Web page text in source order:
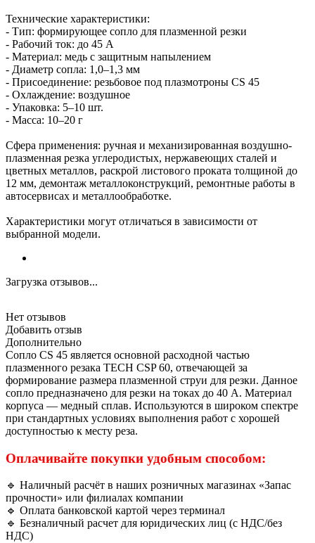
Технические характеристики:
- Тип: формирующее сопло для плазменной резки
- Рабочий ток: до 45 А
- Материал: медь с защитным напылением
- Диаметр сопла: 1,0–1,3 мм
- Присоединение: резьбовое под плазмотроны CS 45
- Охлаждение: воздушное
- Упаковка: 5–10 шт.
- Масса: 10–20 г
Сфера применения: ручная и механизированная воздушно-
плазменная резка углеродистых, нержавеющих сталей и
цветных металлов, раскрой листового проката толщиной до
12 мм, демонтаж металлоконструкций, ремонтные работы в
автосервисах и металлообработке.
Характеристики могут отличаться в зависимости от
выбранной модели.
Загрузка отзывов...
Нет отзывов
Добавить отзыв
Дополнительно
Сопло CS 45 является основной расходной частью
плазменного резака TECH CSP 60, отвечающей за
формирование размера плазменной струи для резки. Данное
сопло предназначено для резки на токах до 40 А. Материал
корпуса — медный сплав. Используются в широком спектре
при стандартных условиях выполнения работ с хорошей
доступностью к месту реза.
Оплачивайте покупки удобным способом:
🔹 Наличный расчёт в наших розничных магазинах «Запас
прочности» или филиалах компании
🔹 Оплата банковской картой через терминал
🔹 Безналичный расчет для юридических лиц (с НДС/без
НДС)